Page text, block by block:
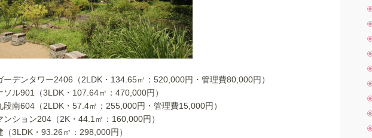
ーデンタワー2406（2LDK・134.65㎡：520,000円・管理費80,000円）
ソル901（3LDK・107.64㎡：470,000円）
段南604（2LDK・57.4㎡：255,000円・管理費15,000円）
ンション204（2K・44.1㎡：160,000円）
（3LDK・93.26㎡：298,000円）